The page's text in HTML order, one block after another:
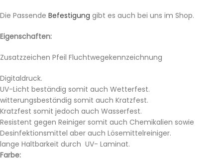
Die Passende Befestigung gibt es auch bei uns im Shop.
Eigenschaften:
Zusatzzeichen Pfeil Fluchtwegekennzeichnung
Digitaldruck.
UV-Licht beständig somit auch Wetterfest.
witterungsbeständig somit auch Kratzfest.
Kratzfest somit jedoch auch Wasserfest.
Resistent gegen Reiniger somit auch Chemikalien sowie
Desinfektionsmittel aber auch Lösemittelreiniger.
lange Haltbarkeit durch UV- Laminat.
Farbe: